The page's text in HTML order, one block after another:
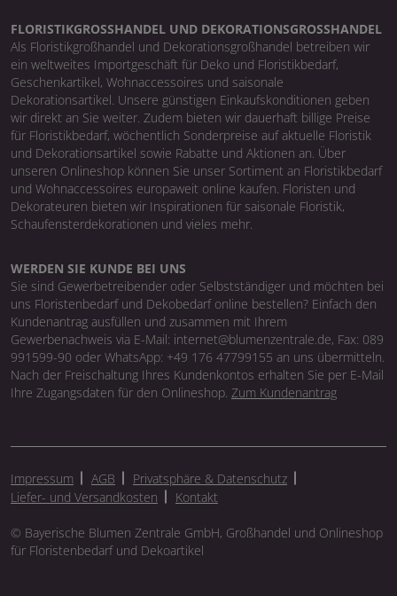
FLORISTIKGROSSHANDEL UND DEKORATIONSGROSSHANDEL
Als Floristikgroßhandel und Dekorationsgroßhandel betreiben wir
ein weltweites Importgeschäft für Deko und Floristikbedarf,
Geschenkartikel, Wohnaccessoires und saisonale
Dekorationsartikel. Unsere günstigen Einkaufskonditionen geben
wir direkt an Sie weiter. Zudem bieten wir dauerhaft billige Preise
für Floristikbedarf, wöchentlich Sonderpreise auf aktuelle Floristik
und Dekorationsartikel sowie Rabatte und Aktionen an. Über
unseren Onlineshop können Sie unser Sortiment an Floristikbedarf
und Wohnaccessoires europaweit online kaufen. Floristen und
Dekorateuren bieten wir Inspirationen für saisonale Floristik,
Schaufensterdekorationen und vieles mehr.
WERDEN SIE KUNDE BEI UNS
Sie sind Gewerbetreibender oder Selbstständiger und möchten bei
uns Floristenbedarf und Dekobedarf online bestellen? Einfach den
Kundenantrag ausfüllen und zusammen mit Ihrem
Gewerbenachweis via E-Mail: internet@blumenzentrale.de, Fax: 089
991599-90 oder WhatsApp: +49 176 47799155 an uns übermitteln.
Nach der Freischaltung Ihres Kundenkontos erhalten Sie per E-Mail
Ihre Zugangsdaten für den Onlineshop. Zum Kundenantrag
Impressum AGB
Privatsphäre & Datenschutz
Liefer- und Versandkosten
Kontakt
© Bayerische Blumen Zentrale GmbH, Großhandel und Onlineshop
für Floristenbedarf und Dekoartikel